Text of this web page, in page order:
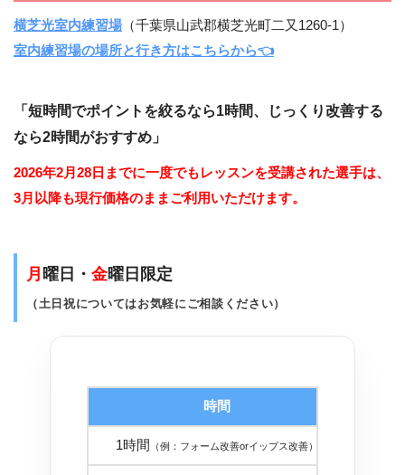
横芝光室内練習場 （千葉県山武郡横芝光町二又1260-1）
室内練習場の場所と行き方はこちらから👈
「短時間でポイントを絞るなら1時間、じっくり改善する
なら2時間がおすすめ」
2026年2月28日までに一度でもレッスンを受講された選手は、
3月以降も現行価格のままご利用いただけます。
月 曜日・ 金曜日限定
（土日祝についてはお気軽にご相談ください）
時間
1時間 （例：フォーム改善orイップス改善）